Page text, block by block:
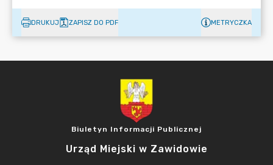
DRUKUJ ZAPISZ DO PDF METRYCZKA
Biuletyn Informacji Publicznej
Urząd Miejski w Zawidowie